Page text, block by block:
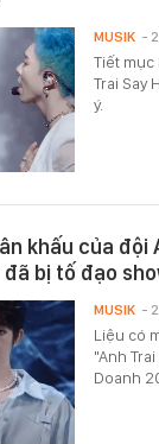
Tiết mục
Trai Say
ý.
MUSIK -
khấu của đội
đã bị tố đạo
Liệu có
"Anh
Doanh
MUSIK -